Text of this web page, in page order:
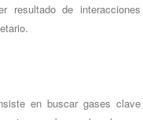
resultado de interacciones
en buscar gases clave